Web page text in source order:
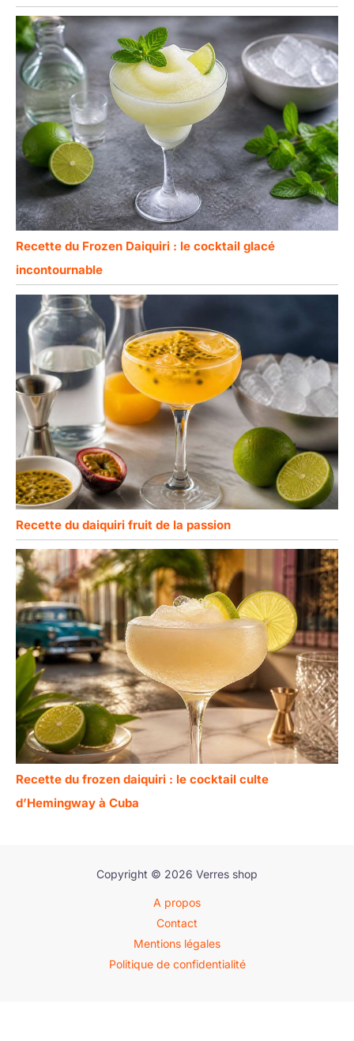
Recette du Frozen Daiquiri : le cocktail glacé
incontournable
Recette du daiquiri fruit de la passion
Recette du frozen daiquiri : le cocktail culte
d’Hemingway à Cuba
Copyright © 2026 Verres shop
A propos
Contact
Mentions légales
Politique de confidentialité